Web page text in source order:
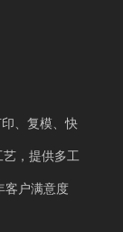
、复模、快
，提供多工
客户满意度